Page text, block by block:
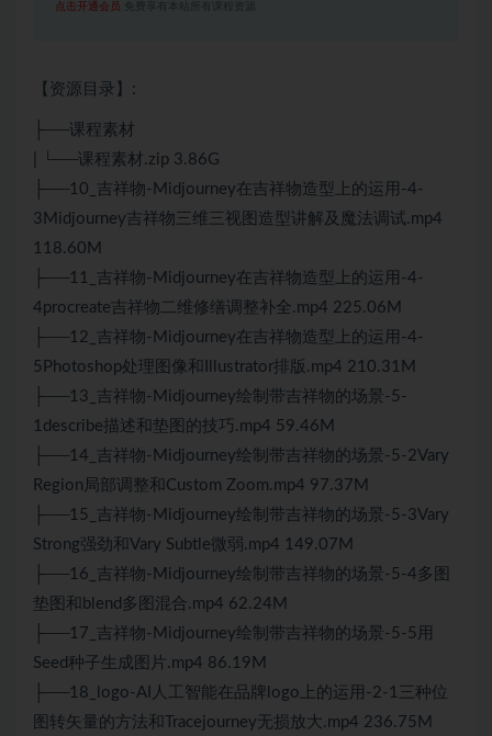
点击开通会员 免费享有本站所有课程资源
【资源目录】:
├──课程素材
| └──课程素材.zip 3.86G
├──10_吉祥物-Midjourney在吉祥物造型上的运用-4-
3Midjourney吉祥物三维三视图造型讲解及魔法调试.mp4
118.60M
├──11_吉祥物-Midjourney在吉祥物造型上的运用-4-
4procreate吉祥物二维修缮调整补全.mp4 225.06M
├──12_吉祥物-Midjourney在吉祥物造型上的运用-4-
5Photoshop处理图像和Illustrator排版.mp4 210.31M
├──13_吉祥物-Midjourney绘制带吉祥物的场景-5-
1describe描述和垫图的技巧.mp4 59.46M
├──14_吉祥物-Midjourney绘制带吉祥物的场景-5-2Vary
Region局部调整和Custom Zoom.mp4 97.37M
├──15_吉祥物-Midjourney绘制带吉祥物的场景-5-3Vary
Strong强劲和Vary Subtle微弱.mp4 149.07M
├──16_吉祥物-Midjourney绘制带吉祥物的场景-5-4多图
垫图和blend多图混合.mp4 62.24M
├──17_吉祥物-Midjourney绘制带吉祥物的场景-5-5用
Seed种子生成图片.mp4 86.19M
├──18_logo-AI人工智能在品牌logo上的运用-2-1三种位
图转矢量的方法和Tracejourney无损放大.mp4 236.75M